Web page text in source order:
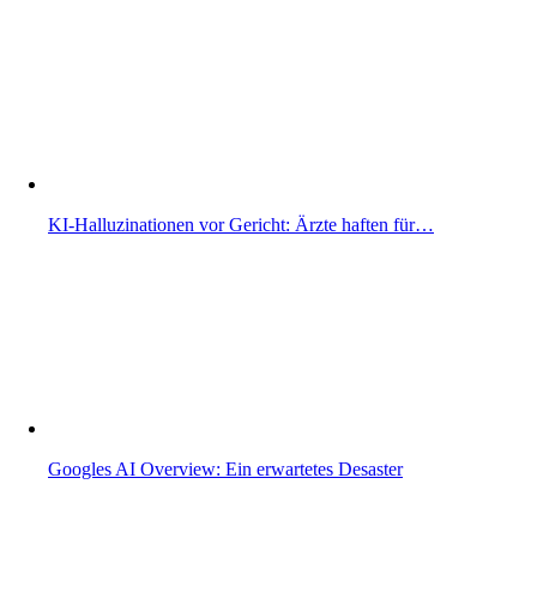
KI-Halluzinationen vor Gericht: Ärzte haften für…
Googles AI Overview: Ein erwartetes Desaster